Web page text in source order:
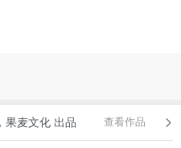
果麦文化 出品 查看作品